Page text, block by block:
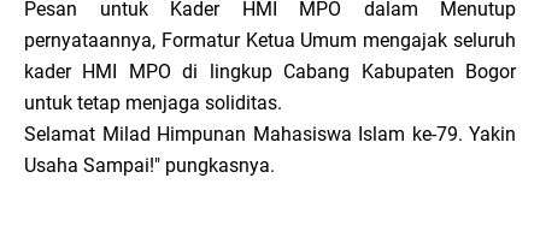
Pesan untuk Kader HMI MPO dalam Menutup
pernyataannya, Formatur Ketua Umum mengajak seluruh
kader HMI MPO di lingkup Cabang Kabupaten Bogor
untuk tetap menjaga soliditas.
Selamat Milad Himpunan Mahasiswa Islam ke-79. Yakin
Usaha Sampai!" pungkasnya.